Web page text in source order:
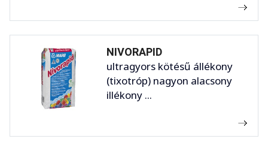
NIVORAPID
ultragyors kötésű állékony
(tixotróp) nagyon alacsony
illékony ...